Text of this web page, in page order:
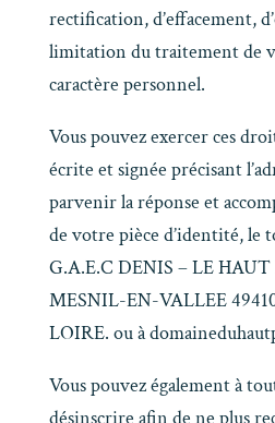
rectification, d’effacement,
limitation du traitement de
caractère personnel.
Vous pouvez exercer ces
écrite et signée précisant
parvenir la réponse et
de votre pièce d’identité, le
G.A.E.C DENIS – LE
MESNIL-EN-VALLEE
LOIRE. ou à
Vous pouvez également à